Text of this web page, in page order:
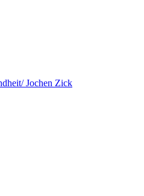
Jochen Zick